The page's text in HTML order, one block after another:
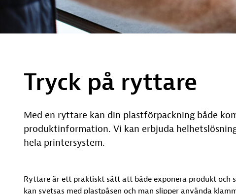
Tryck på ryttare
Med en ryttare kan din plastförpackning både
produktinformation. Vi kan erbjuda
hela printersystem.
Ryttare är ett praktiskt sätt att både exponera produkt
kan svetsas med plastpåsen och man slipper använda